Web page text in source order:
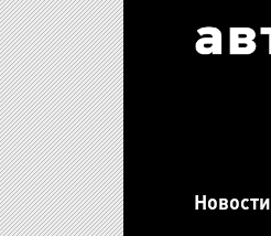
Новости